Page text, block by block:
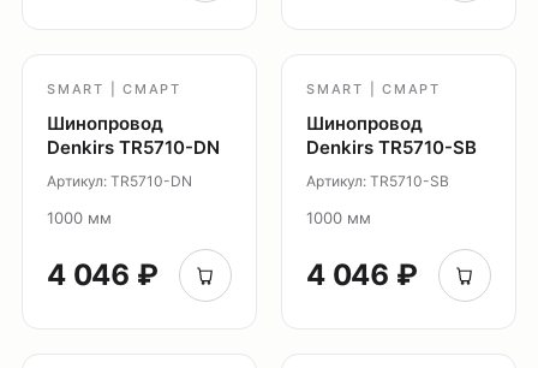
SMART | СМАРТ
Шинопровод
Denkirs TR5710-DN
Артикул: TR5710-DN
1000 мм
4 046 ₽
SMART | СМАРТ
Шинопровод
Denkirs TR5710-SB
Артикул: TR5710-SB
1000 мм
4 046 ₽
Система Smart
Уличное освещение